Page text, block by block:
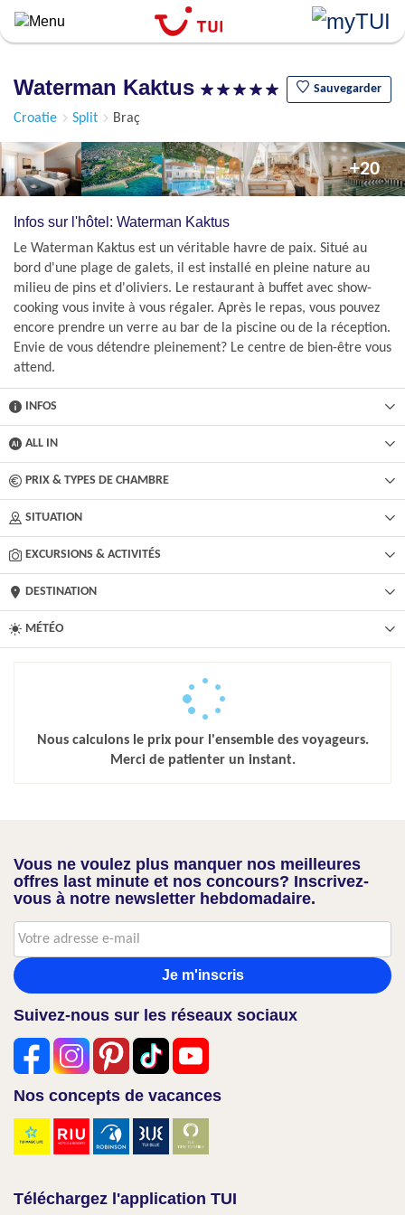
Aller
principal
Waterman Kaktus Sauvegarder
Croatie Split Braç
+20
Infos sur l'hôtel: Waterman Kaktus
Le Waterman Kaktus est un véritable havre de paix. Situé au
bord d'une plage de galets, il est installé en pleine nature au
milieu de pins et d'oliviers. Le restaurant à buffet avec show-
cooking vous invite à vous régaler. Après le repas, vous pouvez
encore prendre un verre au bar de la piscine ou de la réception.
Envie de vous détendre pleinement? Le centre de bien-être vous
attend.
INFOS
ALL IN
PRIX & TYPES DE CHAMBRE
SITUATION
EXCURSIONS & ACTIVITÉS​
DESTINATION
MÉTÉO
Nous calculons le prix pour l'ensemble des voyageurs.
Merci de patienter un instant.
Vous ne voulez plus manquer nos meilleures
offres last minute et nos concours? Inscrivez-
vous à notre newsletter hebdomadaire.
Je m'inscris
Suivez-nous sur les réseaux sociaux
Nos concepts de vacances
Téléchargez l'application TUI